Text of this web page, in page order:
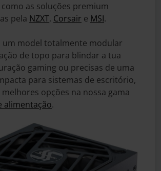
como as soluções premium
pela NZXT, Corsair e MSI.
um model totalmente modular
de topo para blindar a tua
gaming ou precisas de uma
para sistemas de escritório,
opções na nossa gama
alimentação.